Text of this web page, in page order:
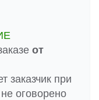
от
заказчик при
оговорено